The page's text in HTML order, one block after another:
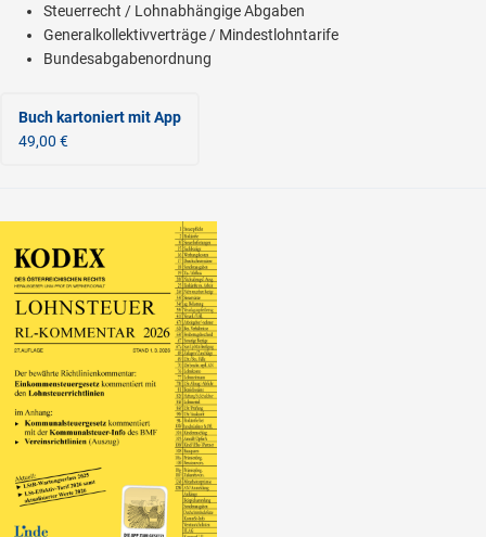
Steuerrecht / Lohnabhängige Abgaben
Generalkollektivverträge / Mindestlohntarife
Bundesabgabenordnung
Buch kartoniertmit App
49,00 €